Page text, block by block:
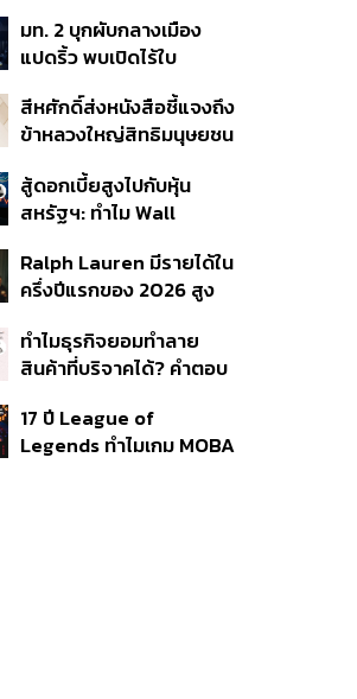
พลัส’ เฟส 2 รอประเมิน
ความเหมาะสม
มท. 2 บุกผับกลางเมือง
แปดริ้ว พบเปิดไร้ใบ
ใช้บริการ ฉี่ม่วง 32 ราย
จ่อปิด 5 ปี
สีหศักดิ์ส่งหนังสือชี้แจงถึง
ข้าหลวงใหญ่สิทธิมนุษยชน
เคลื่อน-ไม่เป็นธรรม’
สู้ดอกเบี้ยสูงไปกับหุ้น
สหรัฐฯ: ทำไม Wall
คิด?
Ralph Lauren มีรายได้ใน
ครึ่งปีแรกของ 2026 สูง
ทำไมธุรกิจยอมทำลาย
สินค้าที่บริจาคได้? คำตอบ
อยู่ที่ระบบภาษี
17 ปี League of
Legends ทำไมเกม MOBA